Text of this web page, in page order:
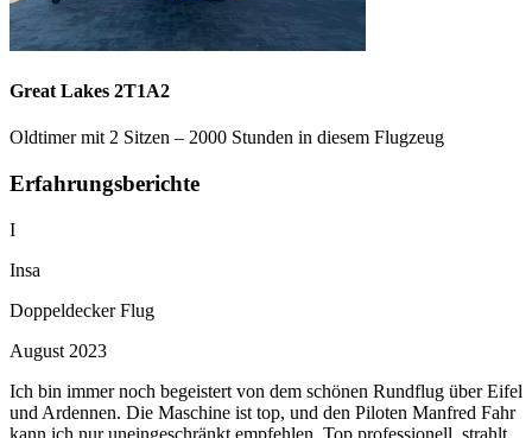
Great Lakes 2T1A2
Oldtimer mit 2 Sitzen – 2000 Stunden in diesem Flugzeug
Erfahrungsberichte
I
Insa
Doppeldecker Flug
August 2023
Ich bin immer noch begeistert von dem schönen Rundflug über Eifel
und Ardennen. Die Maschine ist top, und den Piloten Manfred Fahr
kann ich nur uneingeschränkt empfehlen. Top professionell, strahlt